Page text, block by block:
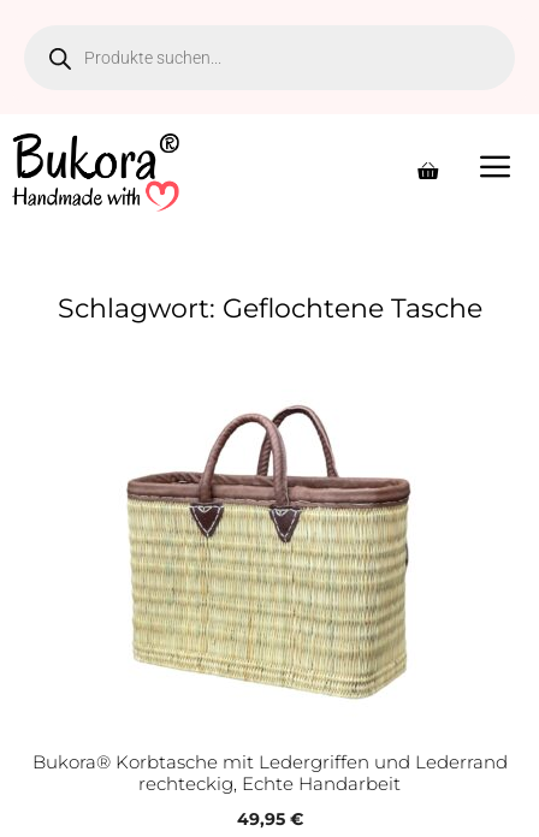
springen
Schlagwort: Geflochtene Tasche
Bukora® Korbtasche mit Ledergriffen und Lederrand
rechteckig, Echte Handarbeit
49,95 €